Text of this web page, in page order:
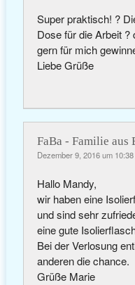
Super praktisch! ?
Dose für die Arbeit
gern für mich
Liebe Grüße
FaBa - Familie aus
Dezember 9, 2016 um 10:38
Hallo Mandy,
wir haben eine
und sind sehr
eine gute
Bei der Verlosung
anderen die chance.
Grüße Marie